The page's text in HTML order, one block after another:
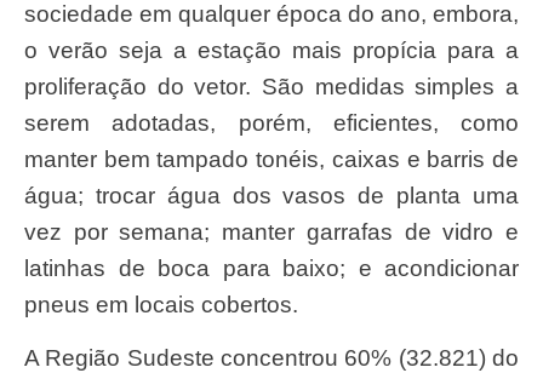
sociedade em qualquer época do ano, embora,
o verão seja a estação mais propícia para a
proliferação do vetor. São medidas simples a
serem adotadas, porém, eficientes, como
manter bem tampado tonéis, caixas e barris de
água; trocar água dos vasos de planta uma
vez por semana; manter garrafas de vidro e
latinhas de boca para baixo; e acondicionar
pneus em locais cobertos.
A Região Sudeste concentrou 60% (32.821) do